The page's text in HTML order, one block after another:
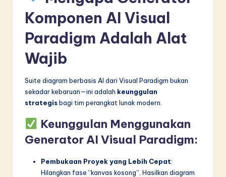
Komponen AI Visual
Paradigm Adalah Alat
Wajib
Suite diagram berbasis AI dari Visual Paradigm bukan
sekadar kebaruan—ini adalah keunggulan
strategisbagi tim perangkat lunak modern.
Keunggulan Menggunakan
Generator AI Visual Paradigm:
Pembukaan Proyek yang Lebih Cepat:
Hilangkan fase “kanvas kosong”. Hasilkan diagram